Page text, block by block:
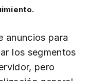
anuncios para
los segmentos
pero